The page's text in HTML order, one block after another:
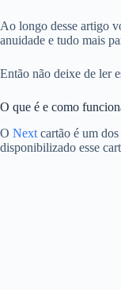
Ao longo desse artigo
anuidade e tudo mais
Então não deixe de ler
O que é e como
O Next cartão é um
disponibilizado esse